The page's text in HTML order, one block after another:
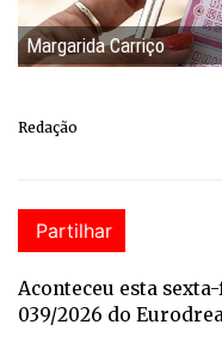
Margarida Carriço
Redação
Partilhar
Aconteceu esta
039/2026 do